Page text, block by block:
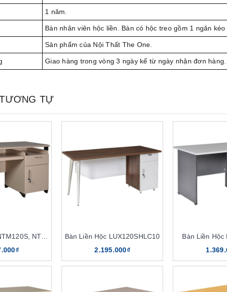
1 năm.
Bàn nhân viên hộc liền. Bàn có hộc treo gồm 1 ngăn
Sản phẩm của Nội Thất The One.
Giao hàng trong vòng 3 ngày kể từ ngày nhận đơn hàng.
TỰ
Bàn Máy Tính NTM120S, NTM120
Bàn Liền Hộc LUX120SHLC10
2.195.000₫
Bàn Liền Hộc